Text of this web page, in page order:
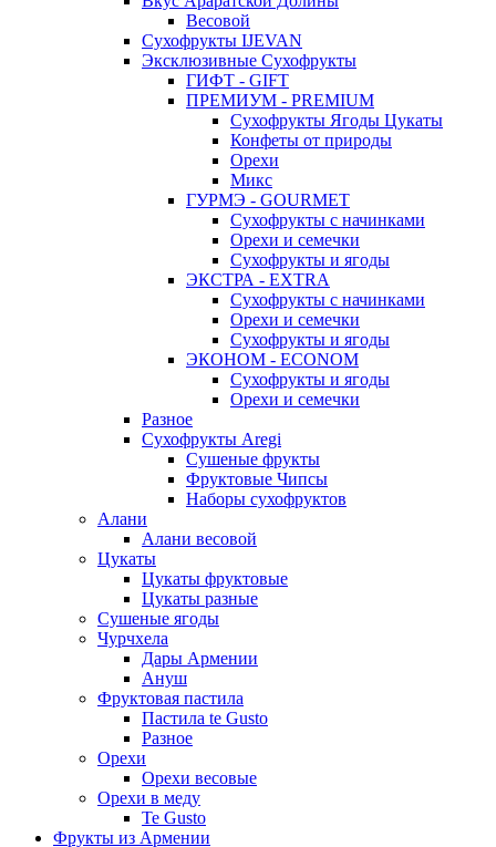
Весовой
Сухофрукты IJEVAN
Эксклюзивные Сухофрукты
ГИФТ - GIFT
ПРЕМИУМ - PREMIUM
Сухофрукты Ягоды Цукаты
Конфеты от природы
Орехи
Микс
ГУРМЭ - GOURMET
Сухофрукты с начинками
Орехи и семечки
Сухофрукты и ягоды
ЭКСТРА - EXTRA
Сухофрукты с начинками
Орехи и семечки
Сухофрукты и ягоды
ЭКОНОМ - ECONOM
Сухофрукты и ягоды
Орехи и семечки
Разное
Сухофрукты Aregi
Сушеные фрукты
Фруктовые Чипсы
Наборы сухофруктов
Алани
Алани весовой
Цукаты
Цукаты фруктовые
Цукаты разные
Сушеные ягоды
Чурчхела
Дары Армении
Ануш
Фруктовая пастила
Пастила te Gusto
Разное
Орехи
Орехи весовые
Орехи в меду
Te Gusto
Фрукты из Армении